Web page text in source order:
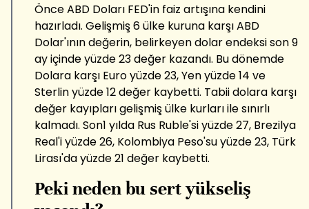
Önce ABD Doları FED'in faiz artışına kendini
hazırladı. Gelişmiş 6 ülke kuruna karşı ABD
Dolar'ının değerin, belirkeyen dolar endeksi son 9
ay içinde yüzde 23 değer kazandı. Bu dönemde
Dolara karşı Euro yüzde 23, Yen yüzde 14 ve
Sterlin yüzde 12 değer kaybetti. Tabii dolara karşı
değer kayıpları gelişmiş ülke kurları ile sınırlı
kalmadı. Son1 yılda Rus Ruble'si yüzde 27, Brezilya
Real'i yüzde 26, Kolombiya Peso'su yüzde 23, Türk
Lirası'da yüzde 21 değer kaybetti.
Peki neden bu sert yükseliş